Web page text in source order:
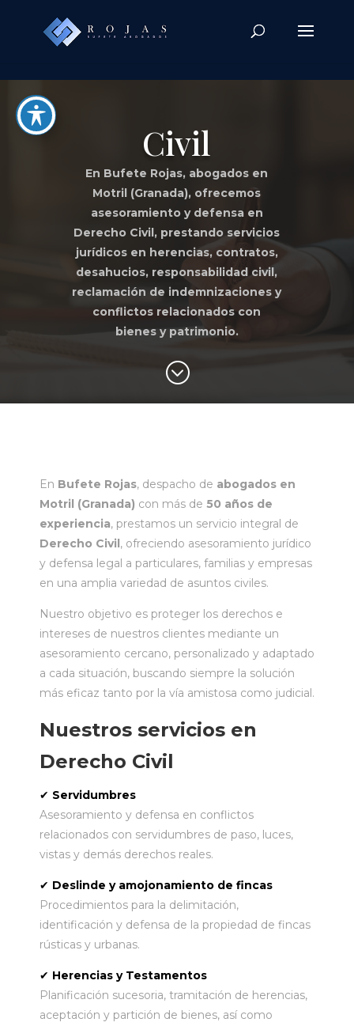
Civil
En Bufete Rojas, abogados en
Motril (Granada), ofrecemos
asesoramiento y defensa en
Derecho Civil, prestando servicios
jurídicos en herencias, contratos,
desahucios, responsabilidad civil,
reclamación de indemnizaciones y
conflictos relacionados con
bienes y patrimonio.
;
En Bufete Rojas, despacho de abogados en
Motril (Granada) con más de 50 años de
experiencia, prestamos un servicio integral de
Derecho Civil, ofreciendo asesoramiento jurídico
y defensa legal a particulares, familias y empresas
en una amplia variedad de asuntos civiles.
Nuestro objetivo es proteger los derechos e
intereses de nuestros clientes mediante un
asesoramiento cercano, personalizado y adaptado
a cada situación, buscando siempre la solución
más eficaz tanto por la vía amistosa como judicial.
Nuestros servicios en
Derecho Civil
✔ Servidumbres
Asesoramiento y defensa en conflictos
relacionados con servidumbres de paso, luces,
vistas y demás derechos reales.
✔ Deslinde y amojonamiento de fincas
Procedimientos para la delimitación,
identificación y defensa de la propiedad de fincas
rústicas y urbanas.
✔ Herencias y Testamentos
Planificación sucesoria, tramitación de herencias,
aceptación y partición de bienes, así como